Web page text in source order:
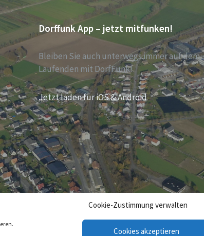
Cookie-Zustimmung verwalten
Cookies akzeptieren
Dorffunk App – jetzt mitfunken!
Bleiben Sie auch unterwegs immer auf dem
Laufenden mit DorfFunk!
Jetzt laden für iOS & Android